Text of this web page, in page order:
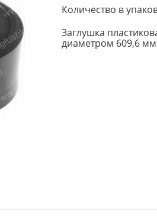
Количество в
Заглушка
диаметром 609,6